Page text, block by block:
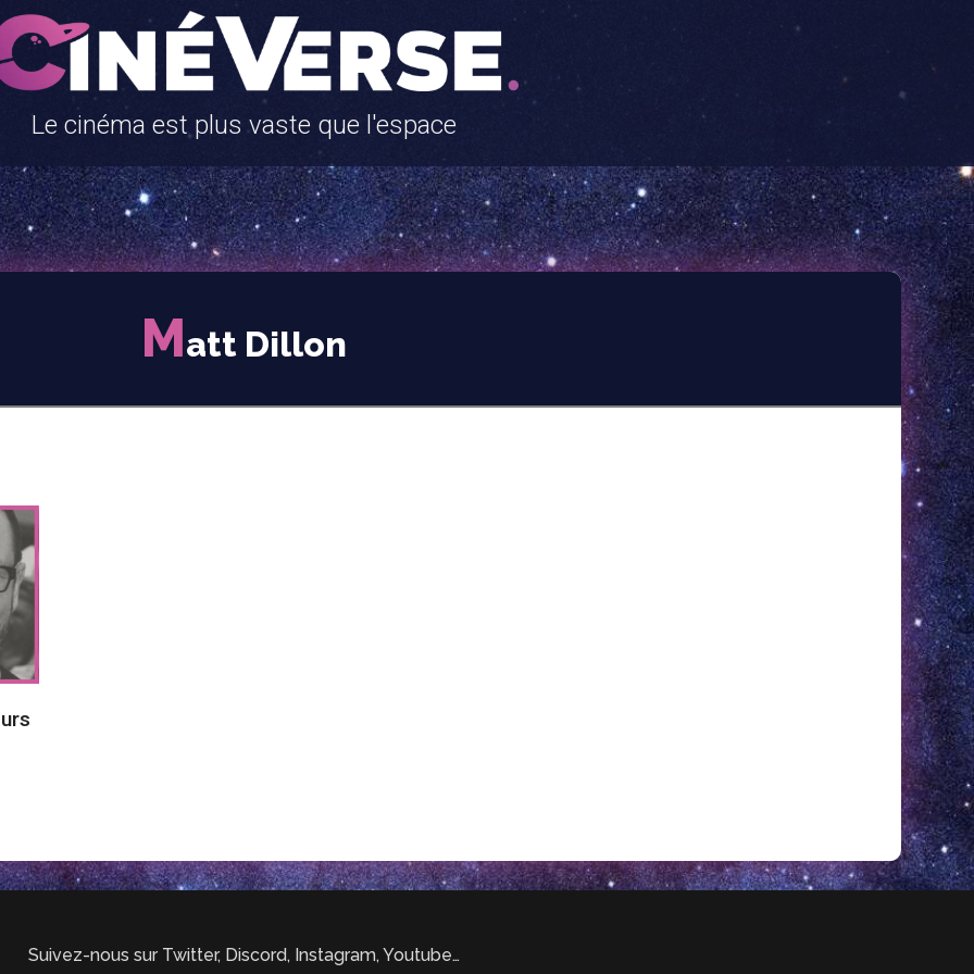
Le cinéma est plus vaste que l'espace
Matt Dillon
Suivez-nous sur Twitter, Discord, Instagram, Youtube…